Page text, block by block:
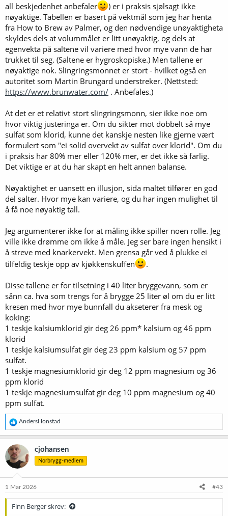
all beskjedenhet anbefaler
) er i praksis sjølsagt ikke
nøyaktige. Tabellen er basert på vektmål som jeg har henta
fra How to Brew av Palmer, og den nødvendige unøyaktigheta
skyldes dels at volummålet er litt unøyaktig, og dels at
egenvekta på saltene vil variere med hvor mye vann de har
trukket til seg. (Saltene er hygroskopiske.) Men tallene er
nøyaktige nok. Slingringsmonnet er stort - hvilket også en
autoritet som Martin Brungard understreker. (Nettsted:
https://www.brunwater.com/ . Anbefales.)
At det er et relativt stort slingringsmonn, sier ikke noe om
hvor viktig justeringa er. Om du sikter mot dobbelt så mye
sulfat som klorid, kunne det kanskje nesten like gjerne vært
formulert som "ei solid overvekt av sulfat over klorid". Om du
i praksis har 80% mer eller 120% mer, er det ikke så farlig.
Det viktige er at du har skapt en helt annen balanse.
Nøyaktighet er uansett en illusjon, sida maltet tilfører en god
del salter. Hvor mye kan variere, og du har ingen mulighet til
å få noe nøyaktig tall.
Jeg argumenterer ikke for at måling ikke spiller noen rolle. Jeg
ville ikke drømme om ikke å måle. Jeg ser bare ingen hensikt i
å streve med knarkervekt. Men grensa går ved å plukke ei
tilfeldig teskje opp av kjøkkenskuffen
.
Disse tallene er for tilsetning i 40 liter bryggevann, som er
sånn ca. hva som trengs for å brygge 25 liter øl om du er litt
kresen med hvor mye bunnfall du akseterer fra mesk og
koking:
1 teskje kalsiumklorid gir deg 26 ppm* kalsium og 46 ppm
klorid
1 teskje kalsiumsulfat gir deg 23 ppm kalsium og 57 ppm
sulfat.
1 teskje magnesiumklorid gir deg 12 ppm magnesium og 36
ppm klorid
1 teskje magnesiumsulfat gir deg 10 ppm magnesium og 40
ppm sulfat.
R
e
a
k
s
j
o
e
AndersHonstad
cjohansen
Norbrygg-medlem
1 Mar 2026 #43
Finn Berger skrev: